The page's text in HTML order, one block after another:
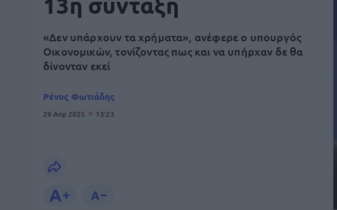
«Δεν υπάρχουν τα χρήματα», ανέφερε ο υπουργός
Οικονομικών, τονίζοντας πως και να υπήρχαν δε θα
δίνονταν εκεί
Ρένος Φωτιάδης
29 Απρ 2025 13:23